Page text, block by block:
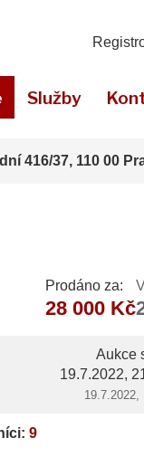
Služby
416/37, 110 00
Prodáno za:
28 000 Kč
Aukce
19.7.2022,
19.7.2022,
9